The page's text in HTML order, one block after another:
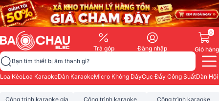
Trả góp Đăng nhập
0
Giỏ hàng
Bạn tìm thiết bị âm thanh gì?
Loa KéoLoa KaraokeDàn KaraokeMicro Không DâyCục Đẩy Công SuấtDàn
Công trình karaoke gia
Công trình karaoke
Công trình karaoke